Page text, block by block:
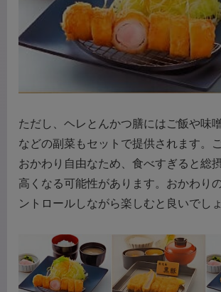
ただし、ヘレとんかつ膳にはご飯や味
などの副菜もセットで提供されます。
おかわり自由なため、食べすぎると総
高くなる可能性があります。おかわり
ントロールしながら楽しむと良いでしょ